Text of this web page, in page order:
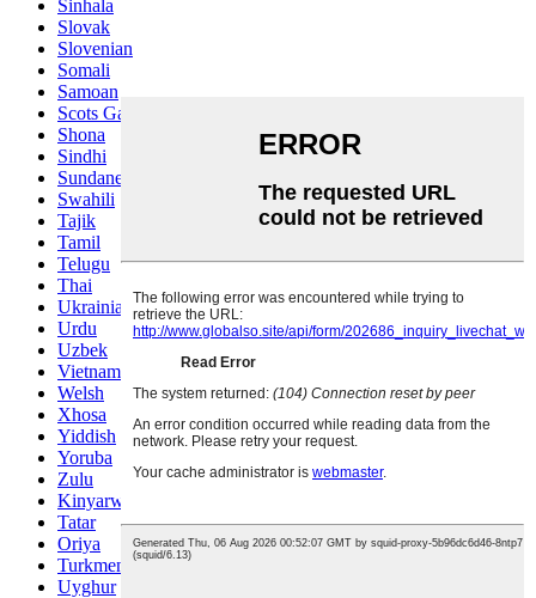
Sinhala
Slovak
Slovenian
Somali
Samoan
Scots Gaelic
Shona
Sindhi
Sundanese
Swahili
Tajik
Tamil
Telugu
Thai
Ukrainian
Urdu
Uzbek
Vietnamese
Welsh
Xhosa
Yiddish
Yoruba
Zulu
Kinyarwanda
Tatar
Oriya
Turkmen
Uyghur